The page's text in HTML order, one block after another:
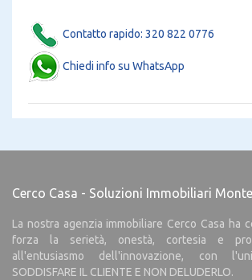
Contatto rapido: 320 822 0776
Chiedi info su WhatsApp
Cerco Casa - Soluzioni Immobiliari
La nostra agenzia immobiliare Cerco Casa ha
forza la serietà, onestà, cortesia e
all'entusiasmo dell'innovazione, con
SODDISFARE IL CLIENTE E NON DELUDERLO.